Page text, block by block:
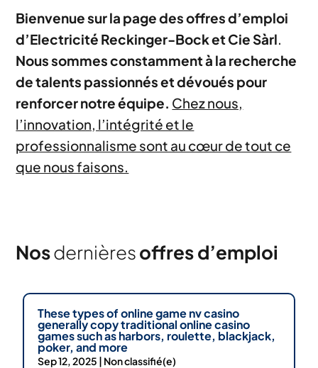
Bienvenue sur la page des offres d’emploi
d’Electricité Reckinger-Bock et Cie Sàrl.
Nous sommes constamment à la recherche
de talents passionnés et dévoués pour
renforcer notre équipe. Chez nous,
l’innovation, l’intégrité et le
professionnalisme sont au cœur de tout ce
que nous faisons.
Nosdernièresoffres d’emploi
These types of online game nv casino
generally copy traditional online casino
games such as harbors, roulette, blackjack,
poker, and more
Sep 12, 2025 | Non classifié(e)